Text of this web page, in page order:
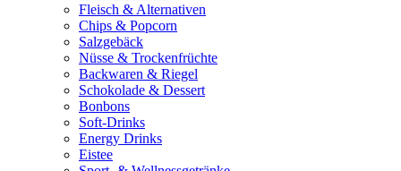
Fleisch & Alternativen
Chips & Popcorn
Salzgebäck
Nüsse & Trockenfrüchte
Backwaren & Riegel
Schokolade & Dessert
Bonbons
Soft-Drinks
Energy Drinks
Eistee